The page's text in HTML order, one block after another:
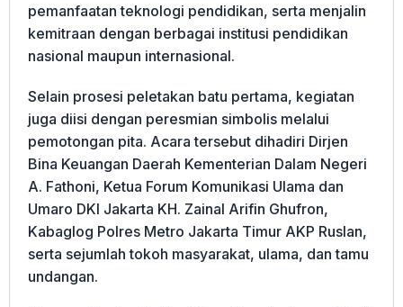
pemanfaatan teknologi pendidikan, serta menjalin
kemitraan dengan berbagai institusi pendidikan
nasional maupun internasional.
Selain prosesi peletakan batu pertama, kegiatan
juga diisi dengan peresmian simbolis melalui
pemotongan pita. Acara tersebut dihadiri Dirjen
Bina Keuangan Daerah Kementerian Dalam Negeri
A. Fathoni, Ketua Forum Komunikasi Ulama dan
Umaro DKI Jakarta KH. Zainal Arifin Ghufron,
Kabaglog Polres Metro Jakarta Timur AKP Ruslan,
serta sejumlah tokoh masyarakat, ulama, dan tamu
undangan.